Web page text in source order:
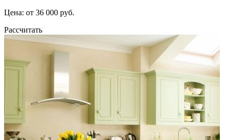
Цена: от 36 000 руб.
Рассчитать